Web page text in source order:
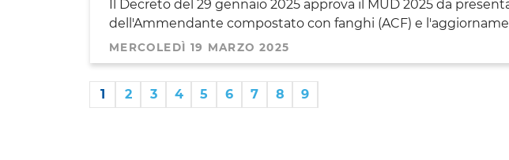
Il Decreto del 29 gennaio 2025 approva il MUD 2025 da
dell'Ammendante compostato con fanghi (ACF) e
MERCOLEDÌ 19 MARZO 2025
1 2 3 4 5 6 7 8 9